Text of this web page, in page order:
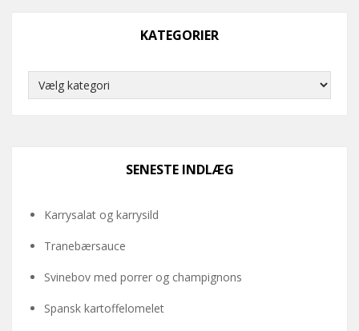
KATEGORIER
Kategorier
SENESTE INDLÆG
Karrysalat og karrysild
Tranebærsauce
Svinebov med porrer og champignons
Spansk kartoffelomelet